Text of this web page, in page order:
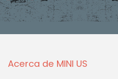
a
g
r
t
e
Acerca de MINI US